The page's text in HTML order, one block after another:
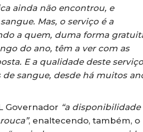
ainda não encontrou, e
Mas, o serviço é a
a quem, duma forma
do ano, têm a ver com as
E a qualidade deste serviço
sangue, desde há muitos
Governador “a disponibilidade
, enaltecendo, também, o